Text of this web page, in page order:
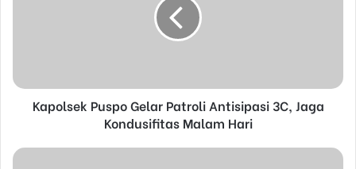
d
s
Kapolsek Puspo Gelar Patroli Antisipasi 3C, Jaga
Kondusifitas Malam Hari